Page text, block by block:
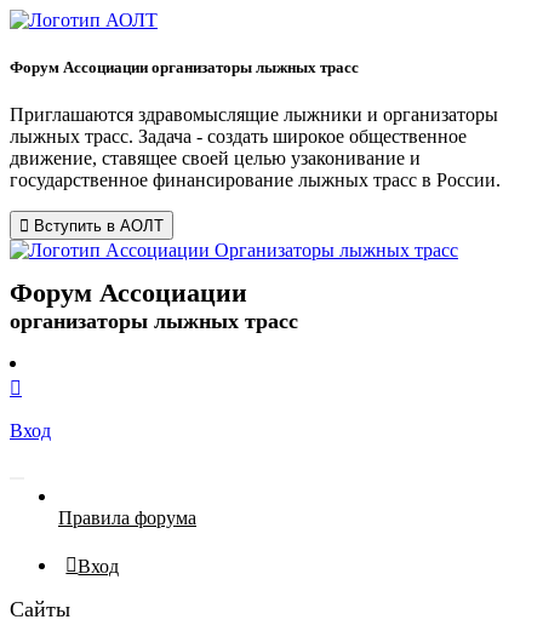
Форум Ассоциации организаторы лыжных трасс
Приглашаются здравомыслящие лыжники и организаторы
лыжных трасс. Задача - создать широкое общественное
движение, ставящее своей целью узаконивание и
государственное финансирование лыжных трасс в России.
Вступить в АОЛТ
Форум Ассоциации
организаторы лыжных трасс
Вход
Правила форума
Вход
Сайты